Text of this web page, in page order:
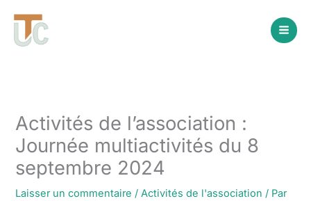
contenu
Activités de l’association :
Journée multiactivités du 8
septembre 2024
Laisser un commentaire /Activités de l'association / Par